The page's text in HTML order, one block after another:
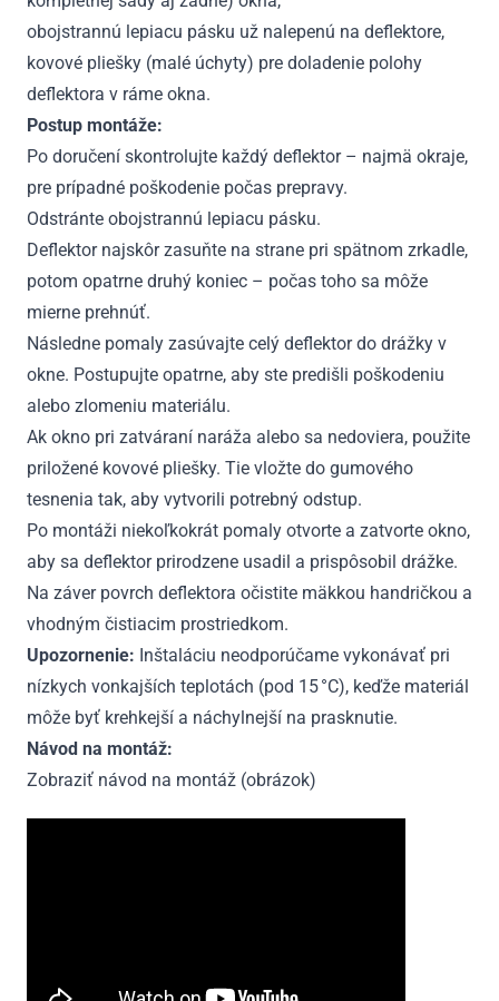
obojstrannú lepiacu pásku už nalepenú na deflektore,
kovové pliešky (malé úchyty) pre doladenie polohy
deflektora v ráme okna.
Postup montáže:
Po doručení skontrolujte každý deflektor – najmä okraje,
pre prípadné poškodenie počas prepravy.
Odstránte obojstrannú lepiacu pásku.
Deflektor najskôr zasuňte na strane pri spätnom zrkadle,
potom opatrne druhý koniec – počas toho sa môže
mierne prehnúť.
Následne pomaly zasúvajte celý deflektor do drážky v
okne. Postupujte opatrne, aby ste predišli poškodeniu
alebo zlomeniu materiálu.
Ak okno pri zatváraní naráža alebo sa nedoviera, použite
priložené kovové pliešky. Tie vložte do gumového
tesnenia tak, aby vytvorili potrebný odstup.
Po montáži niekoľkokrát pomaly otvorte a zatvorte okno,
aby sa deflektor prirodzene usadil a prispôsobil drážke.
Na záver povrch deflektora očistite mäkkou handričkou a
vhodným čistiacim prostriedkom.
Upozornenie: Inštaláciu neodporúčame vykonávať pri
nízkych vonkajších teplotách (pod 15 °C), keďže materiál
môže byť krehkejší a náchylnejší na prasknutie.
Návod na montáž:
Zobraziť návod na montáž (obrázok)